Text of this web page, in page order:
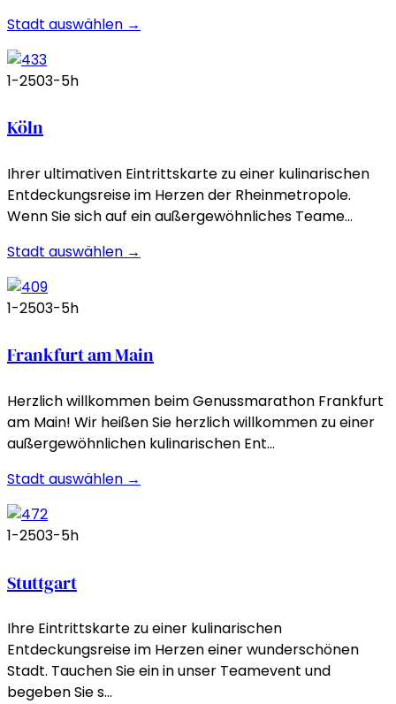
Stadt auswählen →
1-2503-5h
Köln
Ihrer ultimativen Eintrittskarte zu einer kulinarischen
Entdeckungsreise im Herzen der Rheinmetropole.
Wenn Sie sich auf ein außergewöhnliches Teame…
Stadt auswählen →
1-2503-5h
Frankfurt am Main
Herzlich willkommen beim Genussmarathon Frankfurt
am Main! Wir heißen Sie herzlich willkommen zu einer
außergewöhnlichen kulinarischen Ent…
Stadt auswählen →
1-2503-5h
Stuttgart
Ihre Eintrittskarte zu einer kulinarischen
Entdeckungsreise im Herzen einer wunderschönen
Stadt. Tauchen Sie ein in unser Teamevent und
begeben Sie s…